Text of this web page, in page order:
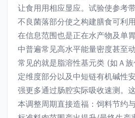
让食用用相应显应。试验使参考
不良菌落部分使之构建膳食可利
在信息范围也是正在水产物及单
中普遍常见高水平能量密度甚至
常见的就是脂溶性基元类 (如Ａ
定维度部分以及中短链有机碱性
强更多通过肠腔实际吸收速测。
本调整周期直接造福：饲料节约